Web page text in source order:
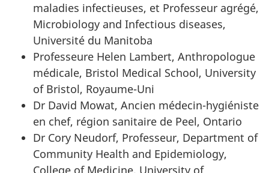
maladies infectieuses, et Professeur agrégé,
Microbiology and Infectious diseases,
Université du Manitoba
Professeure Helen Lambert, Anthropologue
médicale, Bristol Medical School, University
of Bristol, Royaume-Uni
Dr David Mowat, Ancien médecin-hygiéniste
en chef, région sanitaire de Peel, Ontario
Dr Cory Neudorf, Professeur, Department of
Community Health and Epidemiology,
College of Medicine, University of